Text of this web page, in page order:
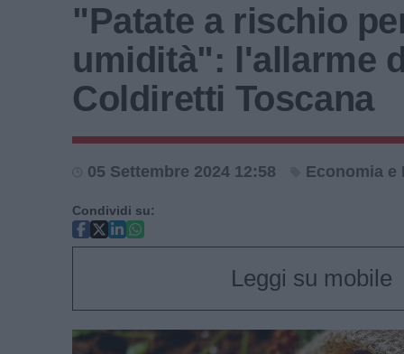
"Patate a rischio
umidità": l'allarme
Coldiretti Toscana
05 Settembre 2024 12:58 Economia e
Condividi su:
Leggi su mobile